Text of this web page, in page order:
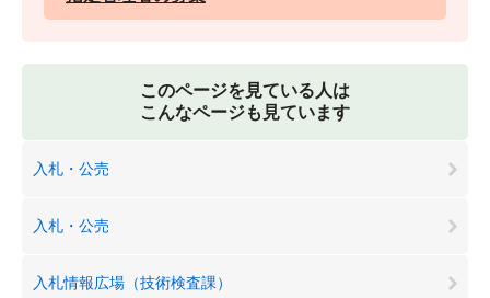
このページを見ている人は
こんなページも見ています
入札・公売
入札・公売
入札情報広場（技術検査課）